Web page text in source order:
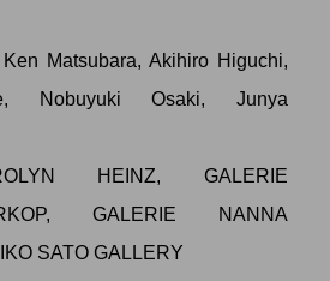
Matsubara, Akihiro Higuchi,
Nobuyuki Osaki, Junya
HEINZ, GALERIE
GALERIE NANNA
SATO GALLERY